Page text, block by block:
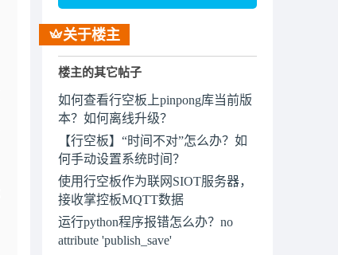
关于楼主
楼主的其它帖子
如何查看行空板上pinpong库当前版
本？如何离线升级？
【行空板】“时间不对”怎么办？如
何手动设置系统时间？
使用行空板作为联网SIOT服务器，
接收掌控板MQTT数据
运行python程序报错怎么办？no
attribute 'publish_save'